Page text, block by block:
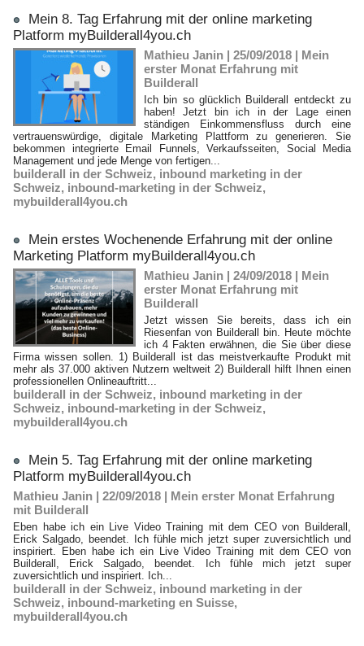
Mein 8. Tag Erfahrung mit der online marketing
Platform myBuilderall4you.ch
Mathieu Janin | 25/09/2018 | Mein
erster Monat Erfahrung mit
Builderall
Ich bin so glücklich Builderall entdeckt zu
haben! Jetzt bin ich in der Lage einen
ständigen Einkommensfluss durch eine
vertrauenswürdige, digitale Marketing Plattform zu generieren. Sie
bekommen integrierte Email Funnels, Verkaufsseiten, Social Media
Management und jede Menge von fertigen...
builderall in der Schweiz, inbound marketing in der
Schweiz, inbound-marketing in der Schweiz,
mybuilderall4you.ch
Mein erstes Wochenende Erfahrung mit der online
Marketing Platform myBuilderall4you.ch
Mathieu Janin | 24/09/2018 | Mein
erster Monat Erfahrung mit
Builderall
Jetzt wissen Sie bereits, dass ich ein
Riesenfan von Builderall bin. Heute möchte
ich 4 Fakten erwähnen, die Sie über diese
Firma wissen sollen. 1) Builderall ist das meistverkaufte Produkt mit
mehr als 37.000 aktiven Nutzern weltweit 2) Builderall hilft Ihnen einen
professionellen Onlineauftritt...
builderall in der Schweiz, inbound marketing in der
Schweiz, inbound-marketing in der Schweiz,
mybuilderall4you.ch
Mein 5. Tag Erfahrung mit der online marketing
Platform myBuilderall4you.ch
Mathieu Janin | 22/09/2018 | Mein erster Monat Erfahrung
mit Builderall
Eben habe ich ein Live Video Training mit dem CEO von Builderall,
Erick Salgado, beendet. Ich fühle mich jetzt super zuversichtlich und
inspiriert. Eben habe ich ein Live Video Training mit dem CEO von
Builderall, Erick Salgado, beendet. Ich fühle mich jetzt super
zuversichtlich und inspiriert. Ich...
builderall in der Schweiz, inbound marketing in der
Schweiz, inbound-marketing en Suisse,
mybuilderall4you.ch